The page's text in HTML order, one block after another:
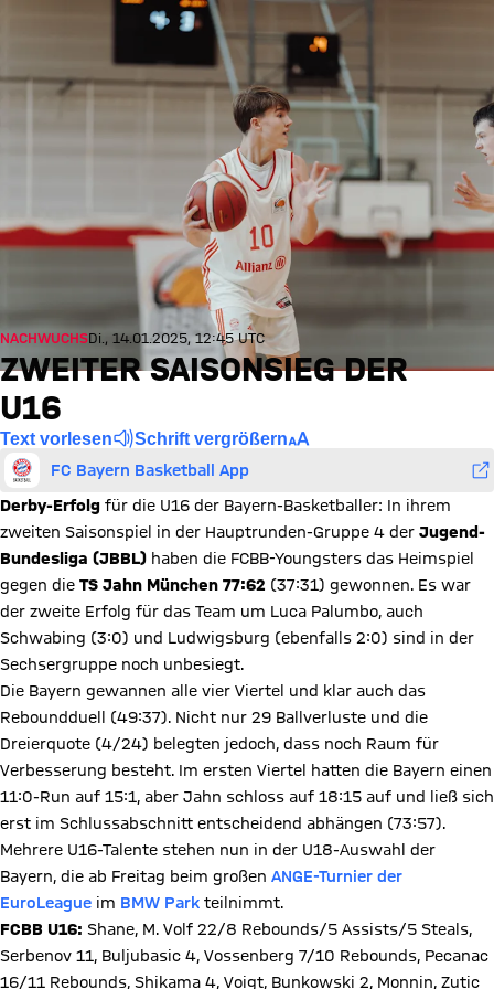
NACHWUCHSDi., 14.01.2025, 12:45 UTC
ZWEITER SAISONSIEG DER
U16
Text vorlesen Schrift vergrößern
FC Bayern Basketball App
Derby-Erfolg für die U16 der Bayern-Basketballer: In ihrem
zweiten Saisonspiel in der Hauptrunden-Gruppe 4 der Jugend-
Bundesliga (JBBL) haben die FCBB-Youngsters das Heimspiel
gegen die TS Jahn München 77:62 (37:31) gewonnen. Es war
der zweite Erfolg für das Team um Luca Palumbo, auch
Schwabing (3:0) und Ludwigsburg (ebenfalls 2:0) sind in der
Sechsergruppe noch unbesiegt.
Die Bayern gewannen alle vier Viertel und klar auch das
Reboundduell (49:37). Nicht nur 29 Ballverluste und die
Dreierquote (4/24) belegten jedoch, dass noch Raum für
Verbesserung besteht. Im ersten Viertel hatten die Bayern einen
11:0-Run auf 15:1, aber Jahn schloss auf 18:15 auf und ließ sich
erst im Schlussabschnitt entscheidend abhängen (73:57).
Mehrere U16-Talente stehen nun in der U18-Auswahl der
Bayern, die ab Freitag beim großen ANGE-Turnier der
EuroLeague im BMW Park teilnimmt.
FCBB U16: Shane, M. Volf 22/8 Rebounds/5 Assists/5 Steals,
Serbenov 11, Buljubasic 4, Vossenberg 7/10 Rebounds, Pecanac
16/11 Rebounds, Shikama 4, Voigt, Bunkowski 2, Monnin, Zutic